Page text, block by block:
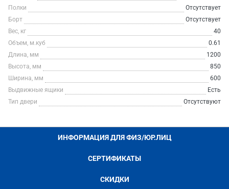
Полки
Отсутствует
Борт
Отсутствует
Вес, кг
40
Объем, м.куб
0.61
Длина, мм
1200
Высота, мм
850
Ширина, мм
600
Выдвижные ящики
Есть
Тип двери
Отсутствуют
ИНФОРМАЦИЯ ДЛЯ ФИЗ/ЮР.ЛИЦ
СЕРТИФИКАТЫ
СКИДКИ